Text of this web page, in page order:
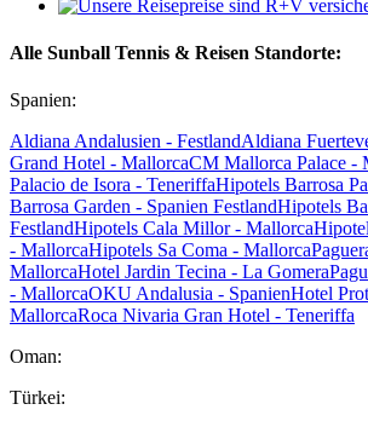
Alle Sunball Tennis & Reisen Standorte:
Spanien:
Aldiana Andalusien - FestlandAldiana
Grand Hotel - MallorcaCM Mallorca Palace -
Palacio de Isora - TeneriffaHipotels Barrosa
Barrosa Garden - Spanien FestlandHipotels
FestlandHipotels Cala Millor - Mallorca
- MallorcaHipotels Sa Coma - Mallorca
MallorcaHotel Jardin Tecina - La Gomera
- MallorcaOKU Andalusia - SpanienHotel
MallorcaRoca Nivaria Gran Hotel - Teneriffa
Oman:
Türkei: